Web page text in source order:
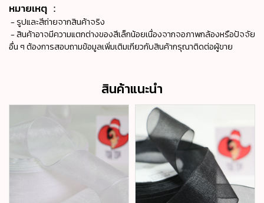
หมายเหตุ ：
- รูปและสีถ่ายจากสินค้าจริง
- สินค้าอาจมีความแตกต่างของสีเล็กน้อยเนื่องจากจอภาพกล้องหรือปัจจัย
อื่น ๆ ต้องการสอบถามข้อมูลเพิ่มเติมเกียวกับสินค้ากรุณาติดต่อผู้ขาย
สินค้าแนะนำ